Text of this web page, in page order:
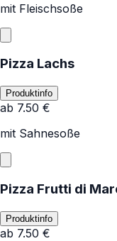
mit Fleischsoße
Pizza Lachs
Produktinfo
ab 7.50 €
mit Sahnesoße
Pizza Frutti di
Produktinfo
ab 7.50 €